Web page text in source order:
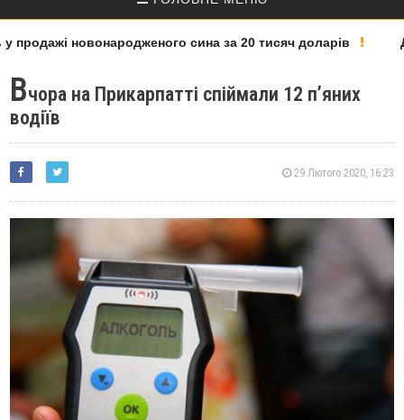
новонародженого сина за 20 тисяч доларів
Вчора на Прикарпатті спіймали 12 п’яних
водіїв
29 Лютого 2020, 16:23